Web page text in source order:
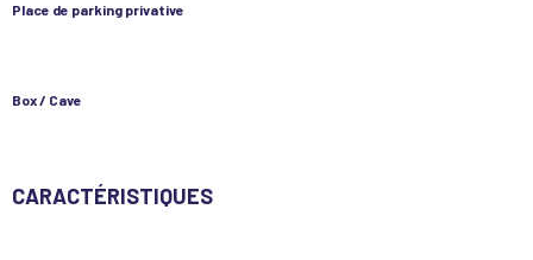
Place de parking privative
Box / Cave
CARACTÉRISTIQUES